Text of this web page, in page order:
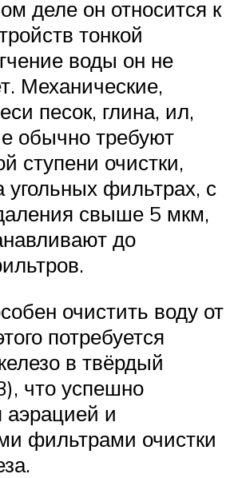
деле он относится к
тонкой
воды он не
Механические,
песок, глина, ил,
обычно требуют
ступени очистки,
угольных фильтрах, с
свыше 5 мкм,
до
очистить воду от
потребуется
в твёрдый
что успешно
аэрацией и
фильтрами очистки